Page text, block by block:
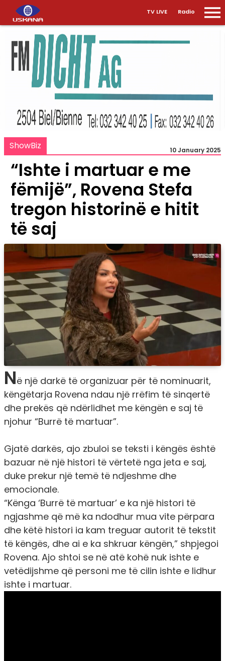
TV LIVE Radio
ShowBiz 10 January 2025
“Ishte i martuar e me
fëmijë”, Rovena Stefa
tregon historinë e hitit
të saj
Në një darkë të organizuar për të nominuarit,
këngëtarja Rovena ndau një rrëfim të sinqertë
dhe prekës që ndërlidhet me këngën e saj të
njohur “Burrë të martuar”.
Gjatë darkës, ajo zbuloi se teksti i këngës është
bazuar në një histori të vërtetë nga jeta e saj,
duke prekur një temë të ndjeshme dhe
emocionale.
“Kënga ‘Burrë të martuar’ e ka një histori të
ngjashme që më ka ndodhur mua vite përpara
dhe këtë histori ia kam treguar autorit të tekstit
të këngës, dhe ai e ka shkruar këngën,” shpjegoi
Rovena. Ajo shtoi se në atë kohë nuk ishte e
vetëdijshme që personi me të cilin ishte e lidhur
ishte i martuar.